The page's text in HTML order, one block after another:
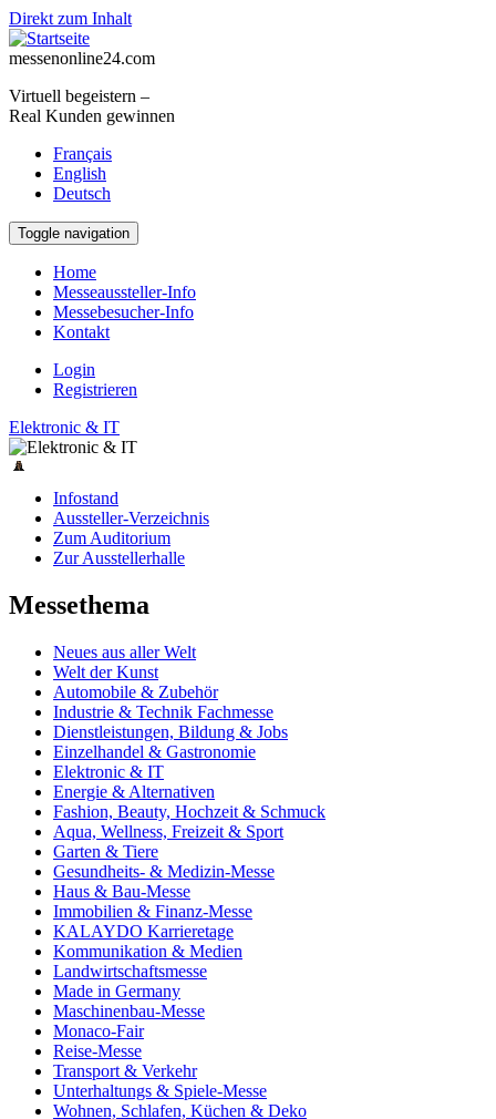
Direkt zum Inhalt
messenonline24.com
Virtuell begeistern –
Real Kunden gewinnen
Français
English
Deutsch
Toggle navigation
Home
Messeaussteller-Info
Messebesucher-Info
Kontakt
Login
Registrieren
Elektronic & IT
Infostand
Aussteller-Verzeichnis
Zum Auditorium
Zur Ausstellerhalle
Messethema
Neues aus aller Welt
Welt der Kunst
Automobile & Zubehör
Industrie & Technik Fachmesse
Dienstleistungen, Bildung & Jobs
Einzelhandel & Gastronomie
Elektronic & IT
Energie & Alternativen
Fashion, Beauty, Hochzeit & Schmuck
Aqua, Wellness, Freizeit & Sport
Garten & Tiere
Gesundheits- & Medizin-Messe
Haus & Bau-Messe
Immobilien & Finanz-Messe
KALAYDO Karrieretage
Kommunikation & Medien
Landwirtschaftsmesse
Made in Germany
Maschinenbau-Messe
Monaco-Fair
Reise-Messe
Transport & Verkehr
Unterhaltungs & Spiele-Messe
Wohnen, Schlafen, Küchen & Deko